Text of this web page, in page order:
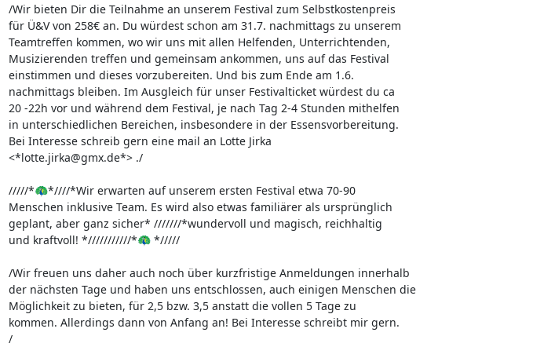
/Wir bieten Dir die Teilnahme an unserem Festival zum Selbstkostenpreis
für Ü&V von 258€ an. Du würdest schon am 31.7. nachmittags zu unserem
Teamtreffen kommen, wo wir uns mit allen Helfenden, Unterrichtenden,
Musizierenden treffen und gemeinsam ankommen, uns auf das Festival
einstimmen und dieses vorzubereiten. Und bis zum Ende am 1.6.
nachmittags bleiben. Im Ausgleich für unser Festivalticket würdest du ca
20 -22h vor und während dem Festival, je nach Tag 2-4 Stunden mithelfen
in unterschiedlichen Bereichen, insbesondere in der Essensvorbereitung.
Bei Interesse schreib gern eine mail an Lotte Jirka
<*lotte.jirka@gmx.de*> ./
/////*🦚*////*Wir erwarten auf unserem ersten Festival etwa 70-90
Menschen inklusive Team. Es wird also etwas familiärer als ursprünglich
geplant, aber ganz sicher* ///////*wundervoll und magisch, reichhaltig
und kraftvoll! *///////////*🦚 */////
/Wir freuen uns daher auch noch über kurzfristige Anmeldungen innerhalb
der nächsten Tage und haben uns entschlossen, auch einigen Menschen die
Möglichkeit zu bieten, für 2,5 bzw. 3,5 anstatt die vollen 5 Tage zu
kommen. Allerdings dann von Anfang an! Bei Interesse schreibt mir gern.
/